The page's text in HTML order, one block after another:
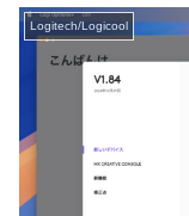
Logitech/Logicool